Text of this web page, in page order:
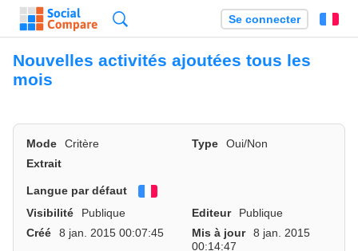
Se connecter
Nouvelles activités ajoutées tous les
mois
Mode Critère Type
Oui/Non
Extrait
Langue par défaut
Visibilité
Publique Editeur
Publique
Créé
8 jan. 2015 00:07:45 Mis à jour
8 jan. 2015
00:14:47